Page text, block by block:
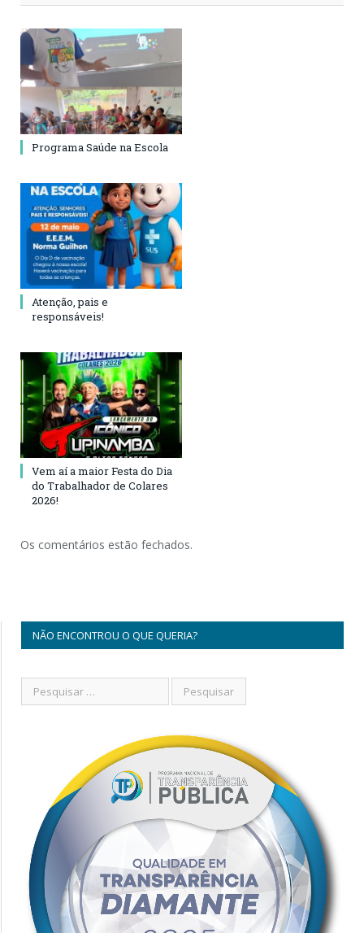
Programa Saúde na Escola
Atenção, pais e
responsáveis!
Vem aí a maior Festa do Dia
do Trabalhador de Colares
2026!
Os comentários estão fechados.
NÃO ENCONTROU O QUE QUERIA?